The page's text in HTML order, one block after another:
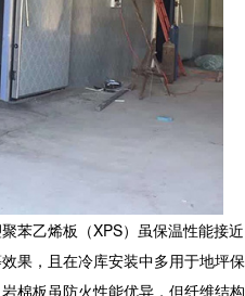
苯乙烯板（XPS）虽保温性能接近
果，且在冷库安装中多用于地坪保
棉板虽防火性能优异，但纤维结构